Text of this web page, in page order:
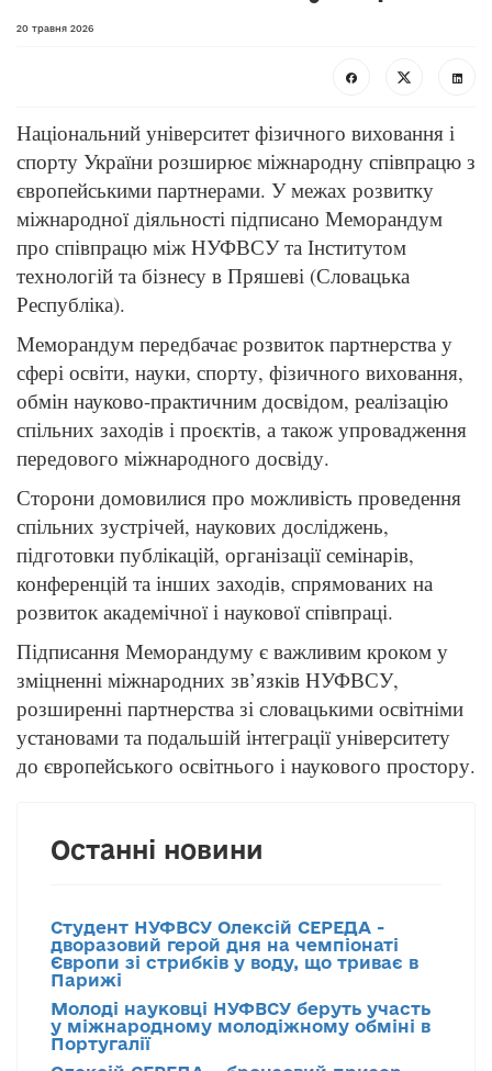
20 травня 2026
Національний університет фізичного виховання і
спорту України розширює міжнародну співпрацю з
європейськими партнерами. У межах розвитку
міжнародної діяльності підписано Меморандум
про співпрацю між НУФВСУ та Інститутом
технологій та бізнесу в Пряшеві (Словацька
Республіка).
Меморандум передбачає розвиток партнерства у
сфері освіти, науки, спорту, фізичного виховання,
обмін науково-практичним досвідом, реалізацію
спільних заходів і проєктів, а також упровадження
передового міжнародного досвіду.
Сторони домовилися про можливість проведення
спільних зустрічей, наукових досліджень,
підготовки публікацій, організації семінарів,
конференцій та інших заходів, спрямованих на
розвиток академічної і наукової співпраці.
Підписання Меморандуму є важливим кроком у
зміцненні міжнародних зв’язків НУФВСУ,
розширенні партнерства зі словацькими освітніми
установами та подальшій інтеграції університету
до європейського освітнього і наукового простору.
Останні новини
Студент НУФВСУ Олексій СЕРЕДА -
дворазовий герой дня на чемпіонаті
Європи зі стрибків у воду, що триває в
Парижі
Молоді науковці НУФВСУ беруть участь
у міжнародному молодіжному обміні в
Португалії